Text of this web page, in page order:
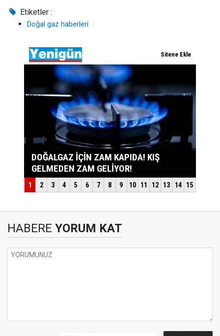
Etiketler :
Doğal gaz haberleri
HABERE YORUM KAT